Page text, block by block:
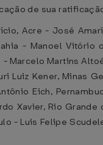
de sua
Acre - José
- Manoel
Marcelo Martins
Luiz Kener, Minas
Eich,
Xavier, Rio
- Luis Felipe